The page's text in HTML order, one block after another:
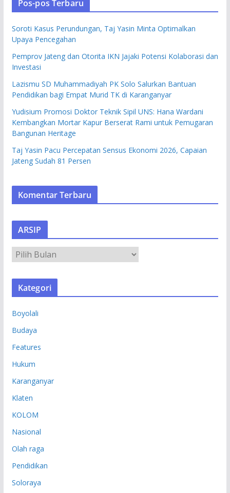
Pos-pos Terbaru
Soroti Kasus Perundungan, Taj Yasin Minta Optimalkan
Upaya Pencegahan
Pemprov Jateng dan Otorita IKN Jajaki Potensi Kolaborasi dan
Investasi
Lazismu SD Muhammadiyah PK Solo Salurkan Bantuan
Pendidikan bagi Empat Murid TK di Karanganyar
Yudisium Promosi Doktor Teknik Sipil UNS: Hana Wardani
Kembangkan Mortar Kapur Berserat Rami untuk Pemugaran
Bangunan Heritage
Taj Yasin Pacu Percepatan Sensus Ekonomi 2026, Capaian
Jateng Sudah 81 Persen
Komentar Terbaru
ARSIP
R
S
Kategori
Boyolali
Budaya
Features
Hukum
Karanganyar
Klaten
KOLOM
Nasional
Olah raga
Pendidikan
Soloraya